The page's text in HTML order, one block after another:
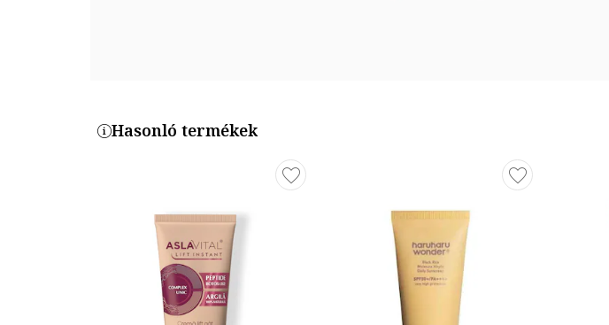
Hasonló termékek